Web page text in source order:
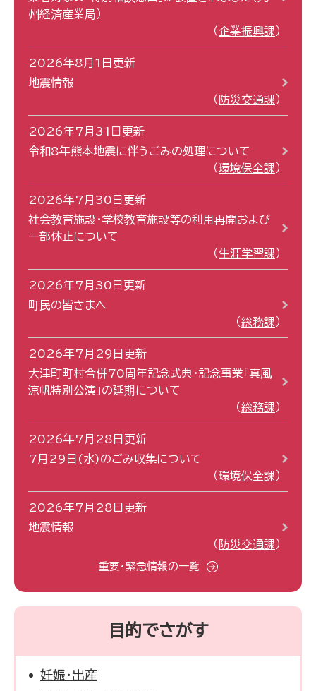
州経済産業局）
企業振興課
2026年8月1日更新
地震情報
防災交通課
2026年7月31日更新
令和8年熊本地震に伴うごみの処理について
環境保全課
2026年7月30日更新
社会教育施設・学校教育施設等の利用再開および
一部休止について
生涯学習課
2026年7月30日更新
町民の皆さまへ
総務課
2026年7月29日更新
大津町町村合併70周年記念式典・記念事業「真風
涼帆特別公演」の延期について
総務課
2026年7月28日更新
7月29日(水)のごみ収集について
環境保全課
2026年7月28日更新
地震情報
防災交通課
重要・緊急情報の一覧
目的でさがす
妊娠・出産